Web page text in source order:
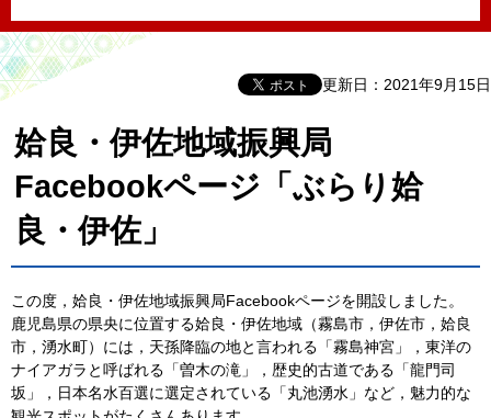
更新日：2021年9月15日
姶良・伊佐地域振興局
Facebookページ「ぶらり姶
良・伊佐」
この度，姶良・伊佐地域振興局Facebookページを開設しました。
鹿児島県の県央に位置する姶良・伊佐地域（霧島市，伊佐市，姶良
市，湧水町）には，天孫降臨の地と言われる「霧島神宮」，東洋の
ナイアガラと呼ばれる「曽木の滝」，歴史的古道である「龍門司
坂」，日本名水百選に選定されている「丸池湧水」など，魅力的な